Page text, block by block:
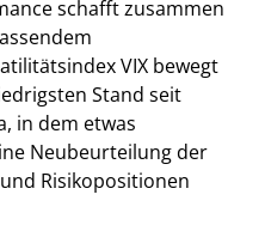
schafft zusammen
VIX bewegt
Stand seit
in dem etwas
Neubeurteilung der
Risikopositionen